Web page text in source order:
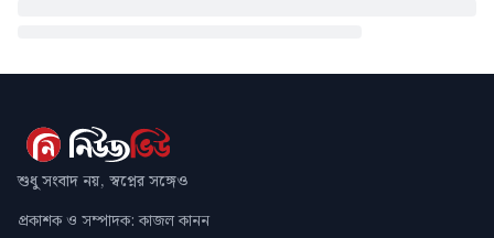
শুধু সংবাদ নয়, স্বপ্নের সঙ্গেও
প্রকাশক ও সম্পাদক: কাজল কানন